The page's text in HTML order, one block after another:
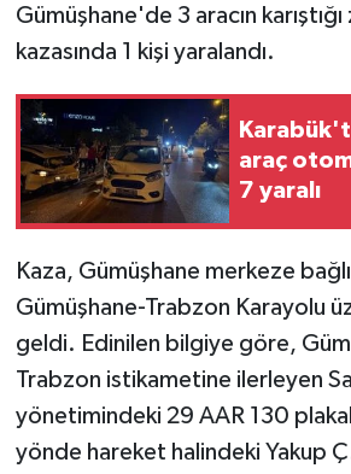
Gümüşhane'de 3 aracın
kazasında 1 kişi yaralandı.
araç
7 yaralı
Kaza, Gümüşhane merkeze
Gümüşhane-Trabzon Karayolu
geldi. Edinilen bilgiye göre,
Trabzon istikametine ilerleyen
yönetimindeki 29 AAR 130
yönde hareket halindeki Yakup